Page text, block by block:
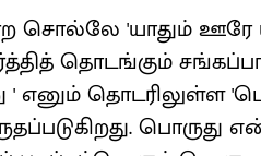
'யாதும் ஊரே
தொடங்கும்
' எனும் தொடரிலுள்ள